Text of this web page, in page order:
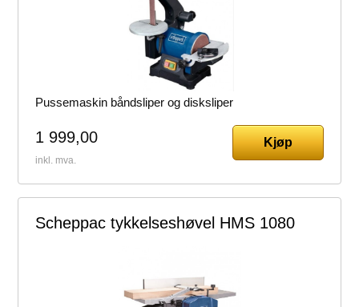
Pussemaskin båndsliper og disksliper
1 999,00
inkl. mva.
Kjøp
Scheppac tykkelseshøvel HMS 1080